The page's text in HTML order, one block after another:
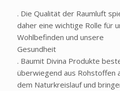
. Die Qualität der Raumluft
daher eine wichtige Rolle für
Wohlbefinden und unsere
Gesundheit
. Baumit Divina Produkte
überwiegend aus Rohstoffen
dem Naturkreislauf und